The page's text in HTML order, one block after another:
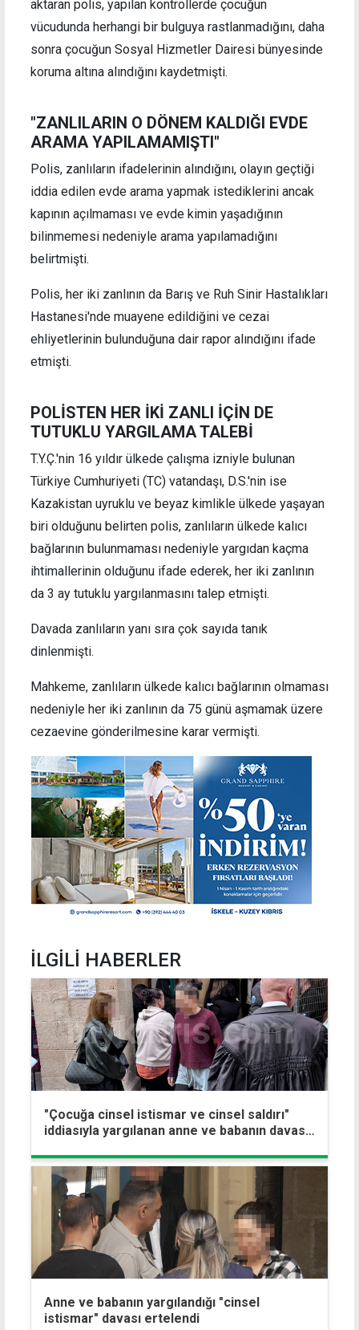
aktaran polis, yapılan kontrollerde çocuğun
vücudunda herhangi bir bulguya rastlanmadığını, daha
sonra çocuğun Sosyal Hizmetler Dairesi bünyesinde
koruma altına alındığını kaydetmişti.
"ZANLILARIN O DÖNEM KALDIĞI EVDE
ARAMA YAPILAMAMIŞTI"
Polis, zanlıların ifadelerinin alındığını, olayın geçtiği
iddia edilen evde arama yapmak istediklerini ancak
kapının açılmaması ve evde kimin yaşadığının
bilinmemesi nedeniyle arama yapılamadığını
belirtmişti.
Polis, her iki zanlının da Barış ve Ruh Sinir Hastalıkları
Hastanesi'nde muayene edildiğini ve cezai
ehliyetlerinin bulunduğuna dair rapor alındığını ifade
etmişti.
POLİSTEN HER İKİ ZANLI İÇİN DE
TUTUKLU YARGILAMA TALEBİ
T.Y.Ç.'nin 16 yıldır ülkede çalışma izniyle bulunan
Türkiye Cumhuriyeti (TC) vatandaşı, D.S.'nin ise
Kazakistan uyruklu ve beyaz kimlikle ülkede yaşayan
biri olduğunu belirten polis, zanlıların ülkede kalıcı
bağlarının bulunmaması nedeniyle yargıdan kaçma
ihtimallerinin olduğunu ifade ederek, her iki zanlının
da 3 ay tutuklu yargılanmasını talep etmişti.
Davada zanlıların yanı sıra çok sayıda tanık
dinlenmişti.
Mahkeme, zanlıların ülkede kalıcı bağlarının olmaması
nedeniyle her iki zanlının da 75 günü aşmamak üzere
cezaevine gönderilmesine karar vermişti.
İLGİLİ HABERLER
"Çocuğa cinsel istismar ve cinsel saldırı"
iddiasıyla yargılanan anne ve babanın davası
Anne ve babanın yargılandığı "cinsel
istismar" davası ertelendi